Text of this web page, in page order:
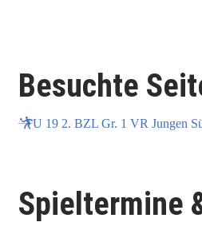
Besuchte
U 19 2. BZL Gr. 1 VR Jungen
Spieltermine